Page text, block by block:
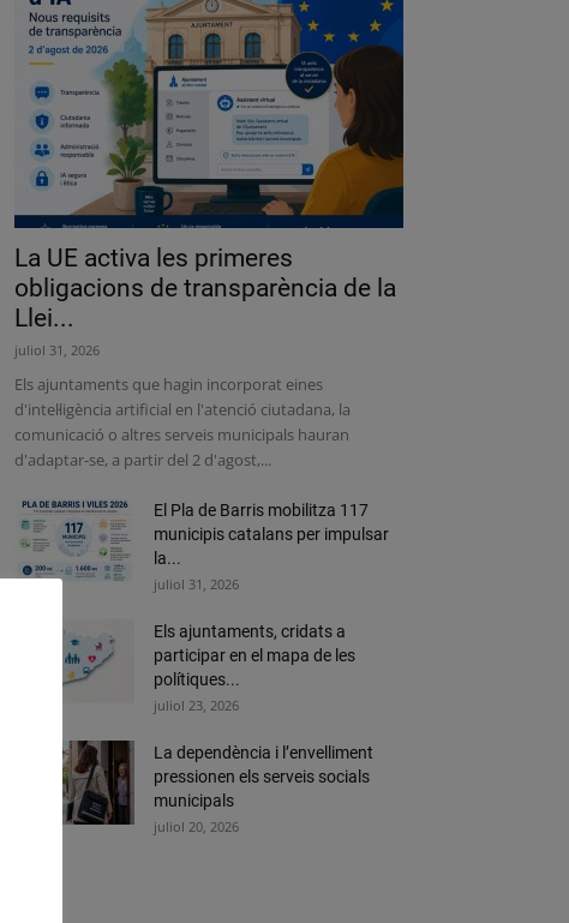
La UE activa les primeres
obligacions de transparència de la
Llei...
juliol 31, 2026
Els ajuntaments que hagin incorporat eines
d'intel·ligència artificial en l'atenció ciutadana, la
comunicació o altres serveis municipals hauran
d'adaptar-se, a partir del 2 d'agost,...
El Pla de Barris mobilitza 117
municipis catalans per impulsar
la...
juliol 31, 2026
Els ajuntaments, cridats a
participar en el mapa de les
polítiques...
juliol 23, 2026
La dependència i l’envelliment
pressionen els serveis socials
municipals
juliol 20, 2026